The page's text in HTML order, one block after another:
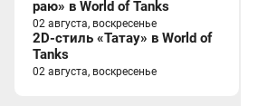
раю» в World of Tanks
02 августа, воскресенье
2D-стиль «Татау» в World of
Tanks
02 августа, воскресенье